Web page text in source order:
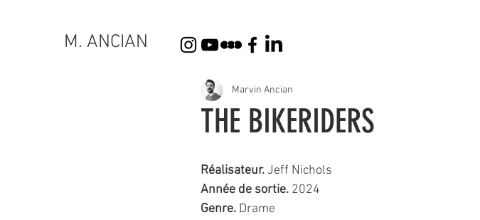
M. ANCIAN
THE BIKERIDERS
Marvin Ancian
Réalisateur. Jeff Nichols
Année de sortie. 2024
Genre. Drame